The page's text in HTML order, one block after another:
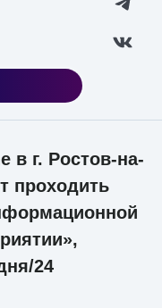
в г. Ростов-на-
проходить
24